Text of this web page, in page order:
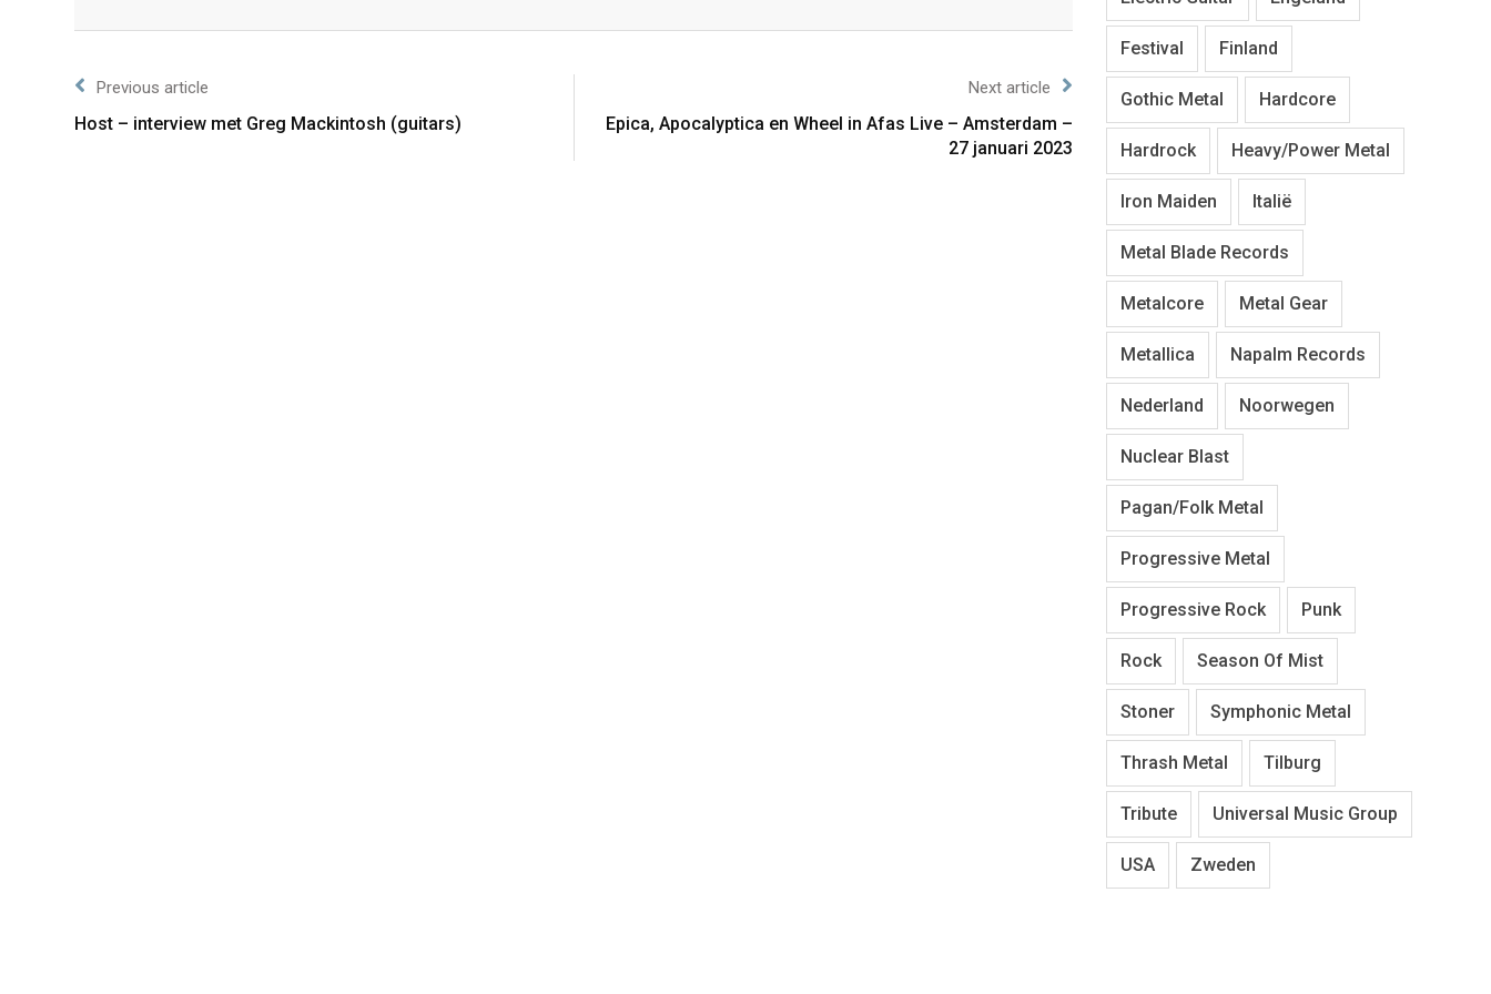
Previous article
Host – interview met Greg Mackintosh (guitars)
Next article
Epica, Apocalyptica en Wheel in Afas Live – Amsterdam –
27 januari 2023
Festival Finland
Gothic Metal Hardcore
Hardrock Heavy/Power Metal
Iron Maiden Italië
Metal Blade Records
Metalcore Metal Gear
Metallica Napalm Records
Nederland Noorwegen
Nuclear Blast
Pagan/Folk Metal
Progressive Metal
Progressive Rock Punk
Rock Season Of Mist
Stoner Symphonic Metal
Thrash Metal Tilburg
Tribute Universal Music Group
USA Zweden